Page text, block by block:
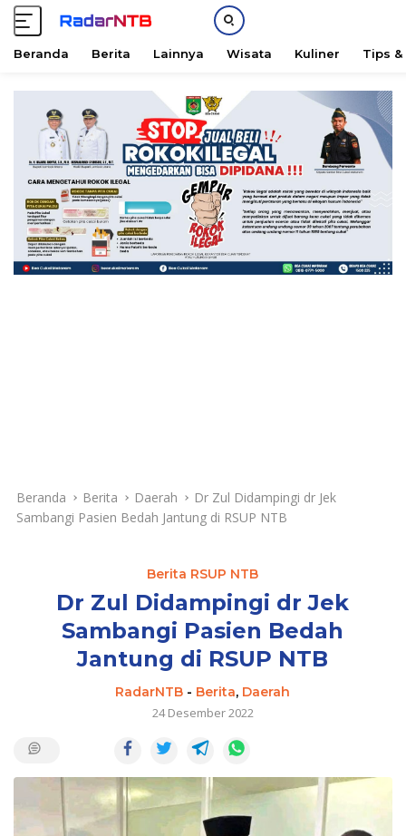
Beranda Berita Lainnya Wisata Kuliner Tips &
Beranda Berita Daerah
Dr Zul Didampingi dr Jek
Sambangi Pasien Bedah Jantung di RSUP NTB
Berita RSUP NTB
Dr Zul Didampingi dr Jek
Sambangi Pasien Bedah
Jantung di RSUP NTB
RadarNTB - Berita, Daerah
24 Desember 2022